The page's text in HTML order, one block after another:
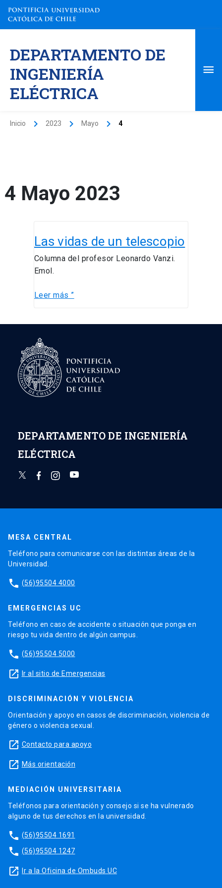
contenido
DEPARTAMENTO DE
INGENIERÍA
ELÉCTRICA
Inicio 2023 Mayo 4
4 Mayo 2023
Las vidas de un telescopio
Columna del profesor Leonardo Vanzi.
Emol.
vidas
un
telescopio
Leer más ”
DEPARTAMENTO DE INGENIERÍA
ELÉCTRICA
MESA CENTRAL
Teléfono para comunicarse con las distintas áreas de la
Universidad.
phone (56)95504 4000
EMERGENCIAS UC
Teléfono en caso de accidente o situación que ponga en
riesgo tu vida dentro de algún campus.
phone (56)95504 5000
launch Ir al sitio de Emergencias
DISCRIMINACIÓN Y VIOLENCIA
Orientación y apoyo en casos de discriminación, violencia de
género o violencia sexual.
launch Contacto para apoyo
launch Más orientación
MEDIACIÓN UNIVERSITARIA
Teléfonos para orientación y consejo si se ha vulnerado
alguno de tus derechos en la universidad.
phone (56)95504 1691
phone (56)95504 1247
launch Ir a la Oficina de Ombuds UC